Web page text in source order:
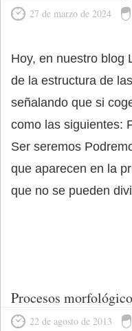
27 de marzo de 2024
Hoy, en nuestro blog
de la estructura de
señalando que si
como las siguientes:
Ser seremos
que aparecen en la
que no se pueden
Procesos
22 de agosto de 2013